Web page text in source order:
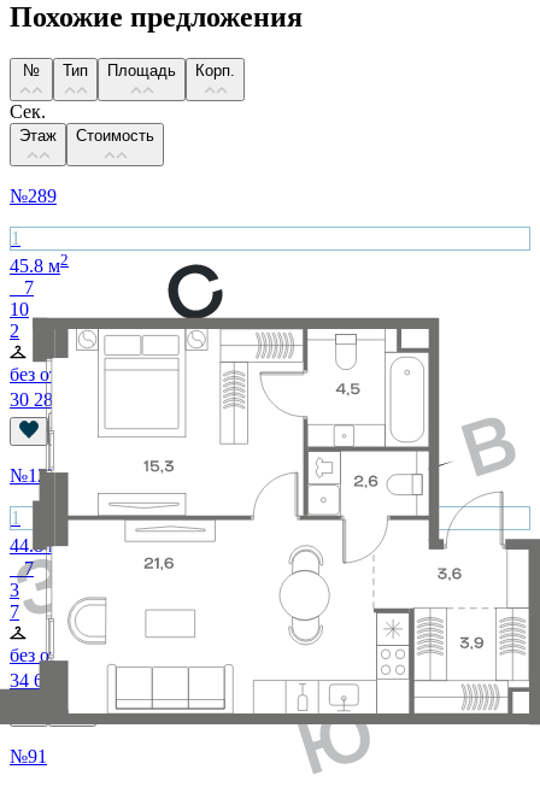
Похожие предложения
№ Тип Площадь Корп.
Сек.
Этаж Стоимость
№289
1
45.8 м2
7
10
2
без отделки
30 287 540
№122
1
44.8м
7
3
7
без отделки
34 639 360
№91